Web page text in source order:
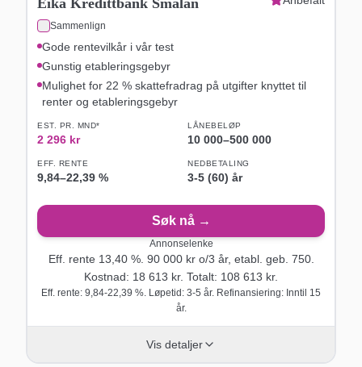
Sammenlign
Gode rentevilkår i vår test
Gunstig etableringsgebyr
Mulighet for 22 % skattefradrag på utgifter knyttet til
renter og etableringsgebyr
EST. PR. MND*
2 296 kr
LÅNEBELØP
10 000–500 000
EFF. RENTE
9,84–22,39 %
NEDBETALING
3-5 (60) år
Søk nå →
Annonselenke
Eff. rente 13,40%. 90 000kr o/3 år, etabl. geb. 750.
Kostnad: 18 613 kr. Totalt: 108 613 kr.
Eff. rente: 9,84-22,39 %. Løpetid: 3-5 år. Refinansiering: Inntil 15
år.
Vis detaljer